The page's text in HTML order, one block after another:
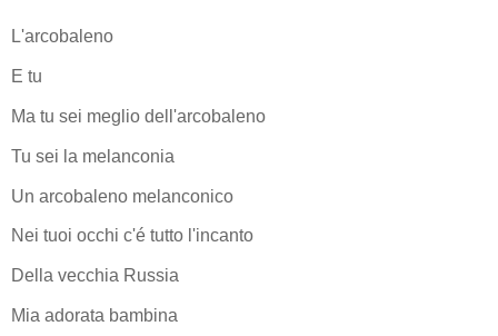
L'arcobaleno
E tu
Ma tu sei meglio dell'arcobaleno
Tu sei la melanconia
Un arcobaleno melanconico
Nei tuoi occhi c'é tutto l'incanto
Della vecchia Russia
Mia adorata bambina